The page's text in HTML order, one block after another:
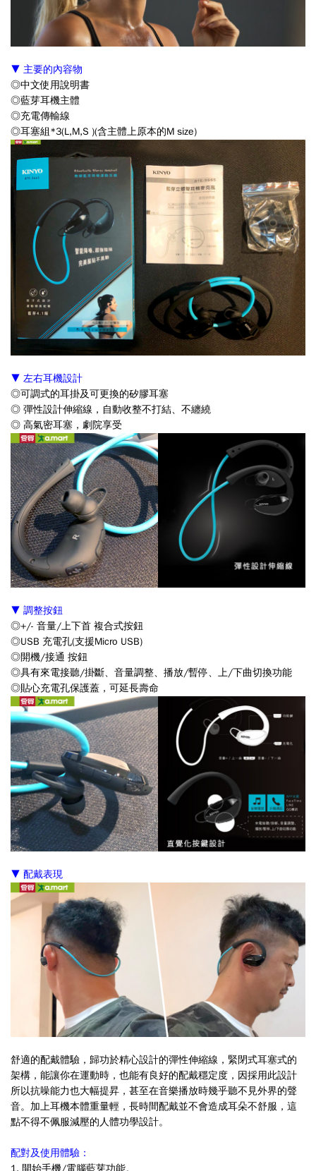
▼ 主要的內容物
◎中文使用說明書
◎藍芽耳機主體
◎充電傳輸線
◎耳塞組*3(L,M,S )(含主體上原本的M size)
▼ 左右耳機設計
◎可調式的耳掛及可更換的矽膠耳塞
◎ 彈性設計伸縮線，自動收整不打結、不纏繞
◎ 高氣密耳塞，劇院享受
▼ 調整按鈕
◎+/- 音量/上下首 複合式按鈕
◎USB 充電孔(支援Micro USB)
◎開機/接通 按鈕
◎具有來電接聽/掛斷、音量調整、播放/暫停、上/下曲切換功能
◎貼心充電孔保護蓋，可延長壽命
▼ 配戴表現
舒適的配戴體驗，歸功於精心設計的彈性伸縮線，緊閉式耳塞式的
架構，能讓你在運動時，也能有良好的配戴穩定度，因採用此設計
所以抗噪能力也大幅提昇，甚至在音樂播放時幾乎聽不見外界的聲
音。加上耳機本體重量輕，長時間配戴並不會造成耳朵不舒服，這
點不得不佩服減壓的人體功學設計。
配對及使用體驗：